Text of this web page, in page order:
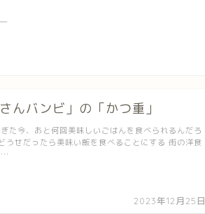
んバンビ」の「かつ重」
2023年12月25日
た今、あと何回美味しいごはんを食べられるんだろ
うせだったら美味い飯を食べることにする 街の洋食
…